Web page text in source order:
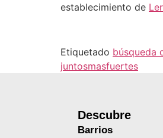
establecimiento de
Etiquetado búsqueda
juntosmasfuertes
Descubre
Barrios